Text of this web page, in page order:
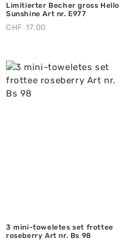
Limitierter Becher gross Hello
Sunshine Art nr. E977
CHF 17.00
3 mini-toweletes set frottee
roseberry Art nr. Bs 98